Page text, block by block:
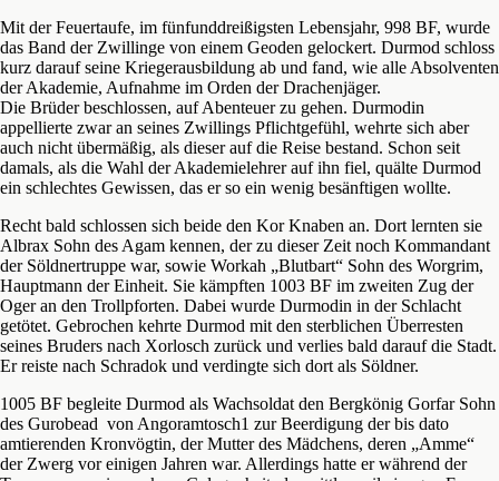
Mit der Feuertaufe, im fünfunddreißigsten Lebensjahr, 998 BF, wurde
das Band der Zwillinge von einem Geoden gelockert. Durmod schloss
kurz darauf seine Kriegerausbildung ab und fand, wie alle Absolventen
der Akademie, Aufnahme im Orden der Drachenjäger.
Die Brüder beschlossen, auf Abenteuer zu gehen. Durmodin
appellierte zwar an seines Zwillings Pflichtgefühl, wehrte sich aber
auch nicht übermäßig, als dieser auf die Reise bestand. Schon seit
damals, als die Wahl der Akademielehrer auf ihn fiel, quälte Durmod
ein schlechtes Gewissen, das er so ein wenig besänftigen wollte.
Recht bald schlossen sich beide den Kor Knaben an. Dort lernten sie
Albrax Sohn des Agam kennen, der zu dieser Zeit noch Kommandant
der Söldnertruppe war, sowie Workah „Blutbart“ Sohn des Worgrim,
Hauptmann der Einheit. Sie kämpften 1003 BF im zweiten Zug der
Oger an den Trollpforten. Dabei wurde Durmodin in der Schlacht
getötet. Gebrochen kehrte Durmod mit den sterblichen Überresten
seines Bruders nach Xorlosch zurück und verlies bald darauf die Stadt.
Er reiste nach Schradok und verdingte sich dort als Söldner.
1005 BF begleite Durmod als Wachsoldat den Bergkönig Gorfar Sohn
des Gurobead von Angoramtosch1 zur Beerdigung der bis dato
amtierenden Kronvögtin, der Mutter des Mädchens, deren „Amme“
der Zwerg vor einigen Jahren war. Allerdings hatte er während der